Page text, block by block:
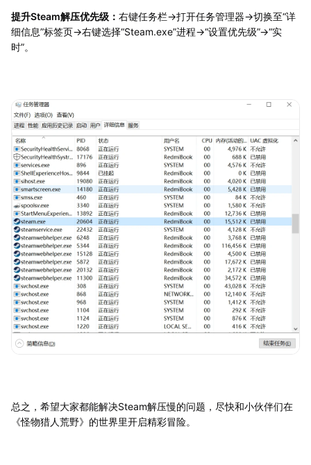
提升Steam解压优先级： 右键任务栏→打开任务管理器→切换至“详
细信息”标签页→右键选择“Steam.exe”进程→“设置优先级”→“实
时”。
总之，希望大家都能解决Steam解压慢的问题，尽快和小伙伴们在
《怪物猎人荒野》的世界里开启精彩冒险。